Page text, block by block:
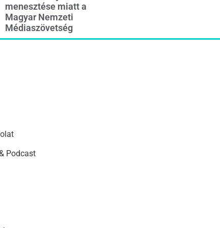
menesztése miatt a
Magyar Nemzeti
Médiaszövetség
Podcast